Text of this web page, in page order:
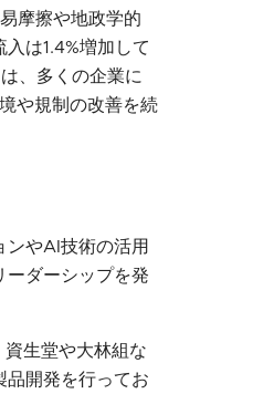
摩擦や地政学的
は1.4%増加して
、多くの企業に
や規制の改善を続
やAI技術の活用
ーダーシップを発
生堂や大林組な
品開発を行ってお